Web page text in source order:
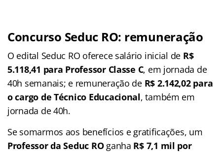
Concurso Seduc RO: remuneração
O edital Seduc RO oferece salário inicial de R$
5.118,41 para Professor Classe C, em jornada de
40h semanais; e remuneração de R$ 2.142,02 para
o cargo de Técnico Educacional, também em
jornada de 40h.
Se somarmos aos benefícios e gratificações, um
Professor da Seduc ROganha R$ 7,1 mil por